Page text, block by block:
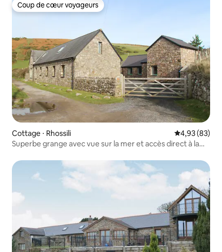
Coup de cœur voyageurs
Coup de cœur voyageurs
Cottage ⋅ Rhossili Évaluation
4,93 (83)
Superbe grange avec vue sur la mer et accès direct à la